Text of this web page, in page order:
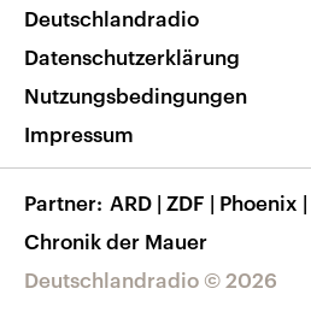
Nachrichten App
Frequenzen
Veranstaltungen
Musikliste
RSS
Barrierefreiheit
Deutschlandradio © 2026
Deutschlandradio
Datenschutzerklärung
Nutzungsbedingungen
Impressum
Partner ARD | ZDF | Phoenix |
Chronik der Mauer